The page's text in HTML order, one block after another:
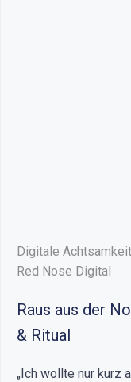
Digitale Achtsamkeit
Red Nose Digital
Raus aus der
& Ritual
„Ich wollte nur kurz